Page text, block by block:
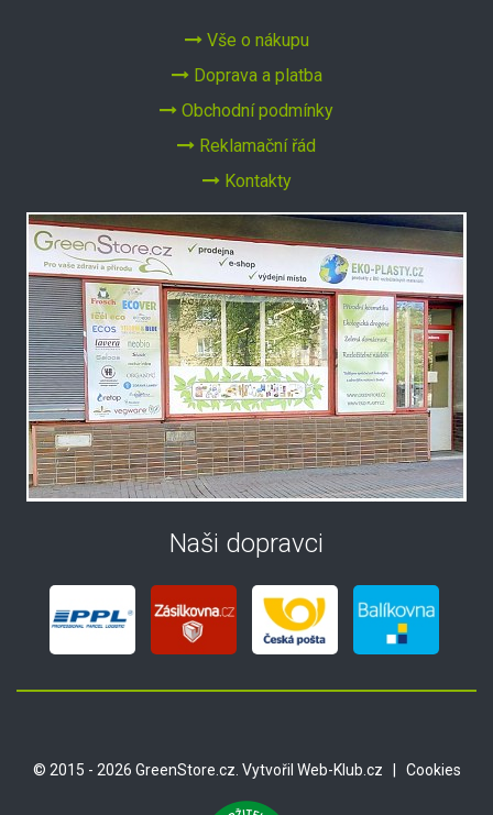
Vše o nákupu
Doprava a platba
Obchodní podmínky
Reklamační řád
Kontakty
Naši dopravci
© 2015 - 2026 GreenStore.cz. Vytvořil Web-Klub.cz Cookies